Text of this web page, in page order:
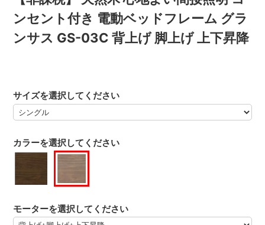
ンセント付き 電動ベッドフレーム グラ
ンサス GS-03C 背上げ 脚上げ 上下昇降
カラーを選択してください
サイズを選択してください
モーターを選択してください